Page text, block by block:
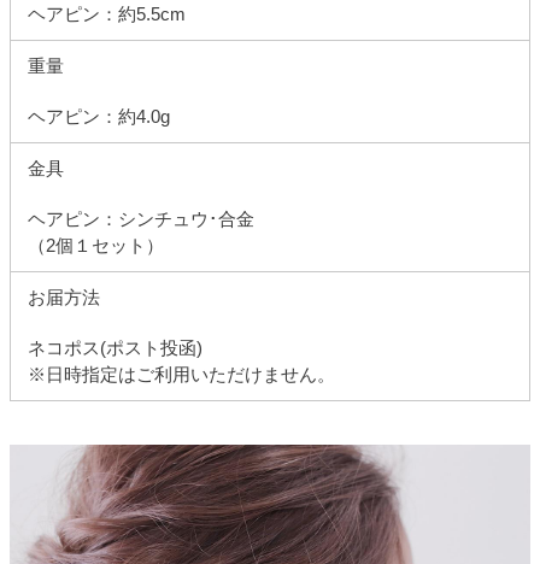
ヘアピン：約5.5cm
重量
ヘアピン：約4.0g
金具
ヘアピン：シンチュウ･合金
（2個１セット）
お届方法
ネコポス(ポスト投函)
※日時指定はご利用いただけません。